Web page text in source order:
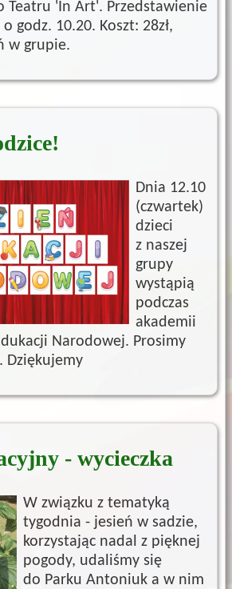
Teatru 'In Art'. Przedstawienie
godz. 10.20. Koszt: 28zł,
w grupie.
Dnia 12.10
(czwartek)
dzieci
z naszej
grupy
wystąpią
podczas
akademii
Narodowej. Prosimy
Dziękujemy
- wycieczka
W związku z tematyką
tygodnia - jesień w sadzie,
korzystając nadal z pięknej
pogody, udaliśmy się
do Parku Antoniuk a w nim